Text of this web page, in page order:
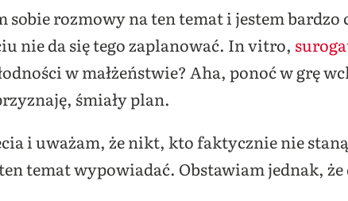
sobie rozmowy na ten temat i jestem
nie da się tego zaplanować. In vitro,
w małżeństwie? Aha, ponoć w grę
śmiały plan.
i uważam, że nikt, kto faktycznie nie
temat wypowiadać. Obstawiam jednak,